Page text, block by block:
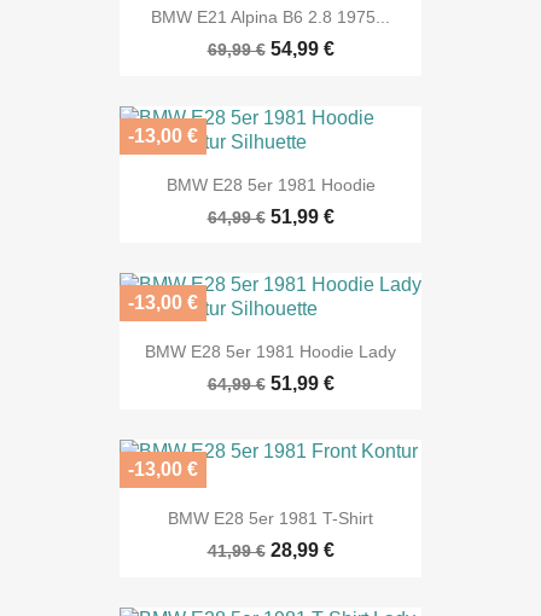
BMW E21 Alpina B6 2.8 1975...
69,99 € 54,99 €
BMW E28 5er 1981 Hoodie
64,99 € 51,99 €
-13,00 €
BMW E28 5er 1981 Hoodie Lady
64,99 € 51,99 €
-13,00 €
BMW E28 5er 1981 T-Shirt
41,99 € 28,99 €
-13,00 €